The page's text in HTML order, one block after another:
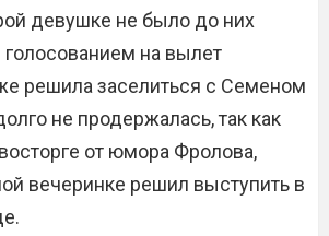
девушке не было до них
на вылет
решила заселиться с Семеном
не продержалась, так как
от юмора Фролова,
вечеринке решил выступить в